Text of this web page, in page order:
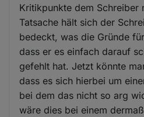
Kritikpunkte dem Schreiber
Tatsache hält sich der
bedeckt, was die Gründe
dass er es einfach darauf
gefehlt hat. Jetzt könnte
dass es sich hierbei um
bei dem das nicht so arg
wäre dies bei einem